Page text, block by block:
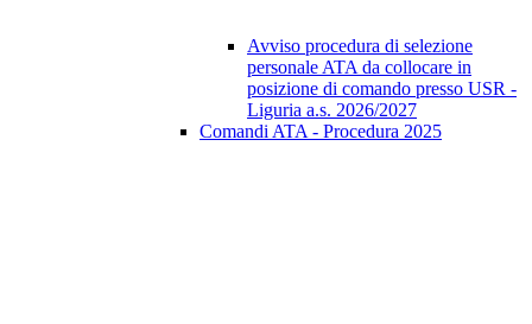
Avviso procedura di selezione
personale ATA da collocare in
posizione di comando presso USR -
Liguria a.s. 2026/2027
Comandi ATA - Procedura 2025